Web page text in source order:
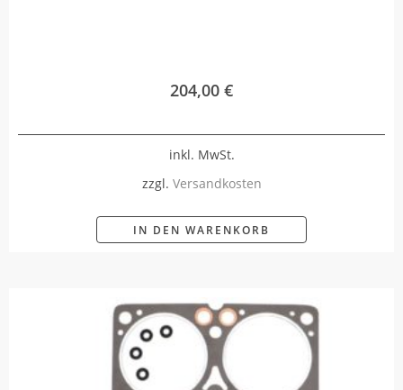
204,00 €
inkl. MwSt.
zzgl. Versandkosten
IN DEN WARENKORB